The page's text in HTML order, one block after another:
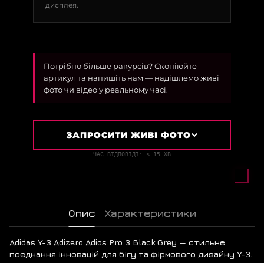
дисплея.
Потрібно більше ракурсів? Скопіюйте
артикул та напишіть нам — надішлемо живі
фото чи відео у реальному часі.
ЗАПРОСИТИ ЖИВІ ФОТО
ЧАС ВІДПОВІДІ: < 15 ХВ
Опис Характеристики
Adidas Y-3 Adizero Adios Pro 3 Black Grey — стильне
поєднання інновацій для бігу та фірмового дизайну Y-3.